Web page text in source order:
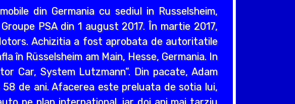
din Germania cu sediul in Russelsheim,
PSA din 1 august 2017. În martie 2017,
Achizitia a fost aprobata de autoritatile
în Rüsselsheim am Main, Hesse, Germania. In
Car, System Lutzmann”. Din pacate, Adam
de ani. Afacerea este preluata de sotia lui,